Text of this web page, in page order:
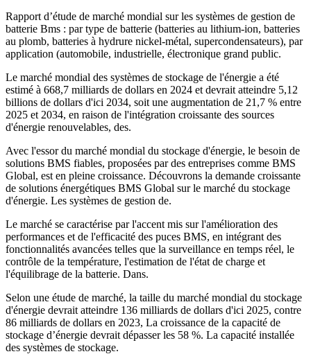
Rapport d’étude de marché mondial sur les systèmes de gestion de
batterie Bms : par type de batterie (batteries au lithium-ion, batteries
au plomb, batteries à hydrure nickel-métal, supercondensateurs), par
application (automobile, industrielle, électronique grand public.
Le marché mondial des systèmes de stockage de l'énergie a été
estimé à 668,7 milliards de dollars en 2024 et devrait atteindre 5,12
billions de dollars d'ici 2034, soit une augmentation de 21,7 % entre
2025 et 2034, en raison de l'intégration croissante des sources
d'énergie renouvelables, des.
Avec l'essor du marché mondial du stockage d'énergie, le besoin de
solutions BMS fiables, proposées par des entreprises comme BMS
Global, est en pleine croissance. Découvrons la demande croissante
de solutions énergétiques BMS Global sur le marché du stockage
d'énergie. Les systèmes de gestion de.
Le marché se caractérise par l'accent mis sur l'amélioration des
performances et de l'efficacité des puces BMS, en intégrant des
fonctionnalités avancées telles que la surveillance en temps réel, le
contrôle de la température, l'estimation de l'état de charge et
l'équilibrage de la batterie. Dans.
Selon une étude de marché, la taille du marché mondial du stockage
d'énergie devrait atteindre 136 milliards de dollars d'ici 2025, contre
86 milliards de dollars en 2023, La croissance de la capacité de
stockage d’énergie devrait dépasser les 58 %. La capacité installée
des systèmes de stockage.